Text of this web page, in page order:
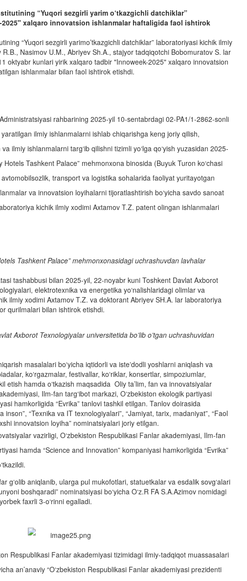
“Yuqori sezgirli yarim o‘tkazgichli datchiklar”
xalqaro innovatsion ishlanmalar haftaligida faol ishtirok
“Yuqori sezgirli yarimo’tkazgichli datchiklar” laboratoriyasi kichik ilmiy
Nasimov U.M., Abriyev Sh.A., stajyor tadqiqotchi Bobomuratov S. lar
oktyabr kunlari yirik xalqaro tadbir "Innoweek-2025" xalqaro innovatsion
ishlanmalar bilan faol ishtirok etishdi.
rahbarining 2025-yil 10-sentabrdagi 02-PA1/1-2862-sonli
ilmiy ishlanmalarni ishlab chiqarishga keng joriy qilish,
ilmiy ishlanmalarni targ‘ib qilishni tizimli yo‘lga qo‘yish yuzasidan 2025-
Tashkent Palace” mehmonxona binosida (Buyuk Turon ko‘chasi
transport va logistika sohalarida faoliyat yuritayotgan
va innovatsion loyihalarni tijoratlashtirish bo‘yicha savdo sanoat
kichik ilmiy xodimi Axtamov T.Z. patent olingan ishlanmalari
Tashkent Palace” mehmonxonasidagi uchrashuvdan lavhalar
tashabbusi bilan 2025-yil, 22-noyabr kuni Toshkent Davlat Axborot
elektrotexnika va energetika yo‘nalishlaridagi olimlar va
ilmiy xodimi Axtamov T.Z. va doktorant Abriyev SH.A. lar laboratoriya
qurilmalari bilan ishtirok etishdi.
Axborot Texnologiyalar universitetida bo’lib o’tgan uchrashuvidan
masalalari boʻyicha iqtidorli va isteʼdodli yoshlarni aniqlash va
koʻrgazmalar, festivallar, koʻriklar, konsertlar, simpoziumlar,
etish hamda oʻtkazish maqsadida Oliy ta’lim, fan va innovatsiyalar
Ilm-fan targ‘ibot markazi, O‘zbekiston ekologik partiyasi
hamkorligida “Evrika” tanlovi tashkil etilgan. Tanlov doirasida
inson”, “Texnika va IT texnologiyalari”, “Jamiyat, tarix, madaniyat”, “Faol
innovatsion loyiha” nominatsiyalari joriy etilgan.
vazirligi, O‘zbekiston Respublikasi Fanlar akademiyasi, Ilm-fan
hamda “Science and Innovation” kompaniyasi hamkorligida “Evrika”
g‘olib aniqlanib, ularga pul mukofotlari, statuetkalar va esdalik sovg‘alari
boshqaradi” nominatsiyasi bo‘yicha O‘z.R FA S.A.Azimov nomidagi
faxrli 3-o‘rinni egalladi.
Respublikasi Fanlar akademiyasi tizimidagi ilmiy-tadqiqot muassasalari
an’anaviy “O‘zbekiston Respublikasi Fanlar akademiyasi prezidenti